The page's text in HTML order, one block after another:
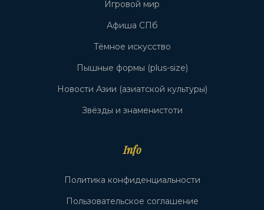
Игровой мир
Афиша СПб
Тёмное искусство
Пышные формы (plus-size)
Новости Азии (азиатской культуры)
Звёзды и знаменистоти
Info
Политика конфиденциальности
Пользовательское соглашение